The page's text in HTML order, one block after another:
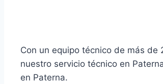
Con un equipo técnico de más
nuestro servicio técnico en
en Paterna.